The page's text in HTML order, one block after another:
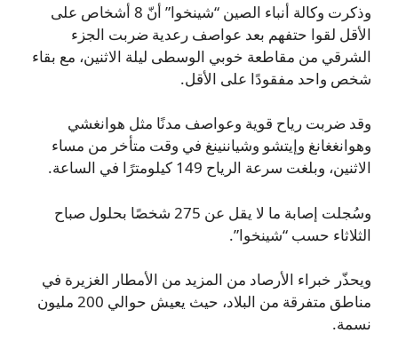
وذكرت وكالة أنباء الصين “شينخوا” أنّ 8 أشخاص على
الأقل لقوا حتفهم بعد عواصف رعدية ضربت الجزء
الشرقي من مقاطعة خوبي الوسطى ليلة الاثنين، مع بقاء
شخص واحد مفقودًا على الأقل.
وقد ضربت رياح قوية وعواصف مدنًا مثل هوانغشي
وهوانغغانغ وإيتشو وشياننينغ في وقت متأخر من مساء
الاثنين، وبلغت سرعة الرياح 149 كيلومترًا في الساعة.
وسُجلت إصابة ما لا يقل عن 275 شخصًا بحلول صباح
الثلاثاء حسب “شينخوا”.
ويحذّر خبراء الأرصاد من المزيد من الأمطار الغزيرة في
مناطق متفرقة من البلاد، حيث يعيش حوالي 200 مليون
نسمة.